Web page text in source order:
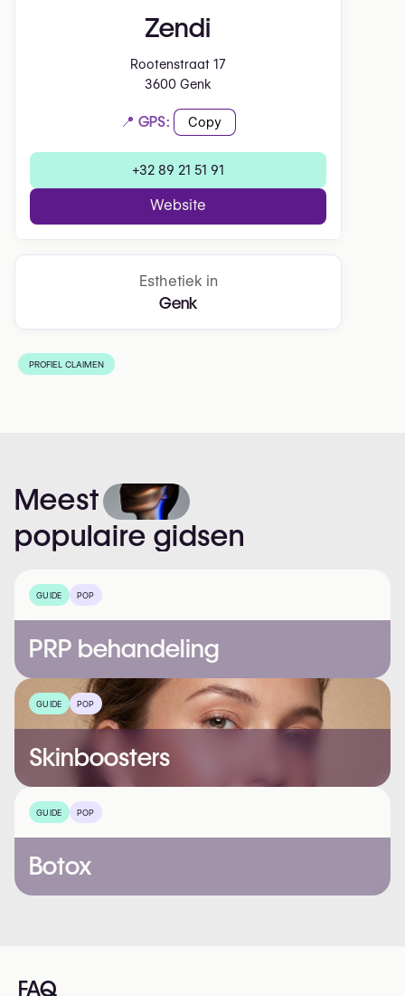
Zendi
Rootenstraat 17
3600 Genk
📍 GPS: Copy
+32 89 21 51 91
Website
Esthetiek in
Genk
PROFIEL CLAIMEN
Meest
populaire gidsen
GUIDE POP
PRP behandeling
GUIDE POP
Skinboosters
GUIDE POP
Botox
FAQ